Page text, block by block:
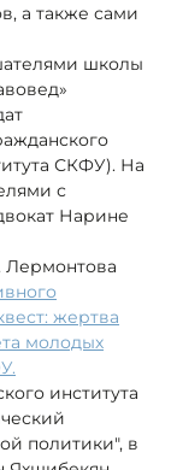
а также сами
школы
СКФУ). На
с
Нарине
Лермонтова
жертва
молодых
института
политики", в